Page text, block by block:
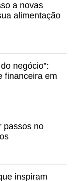
a novas
alimentação
negócio”:
financeira em
passos no
inspiram